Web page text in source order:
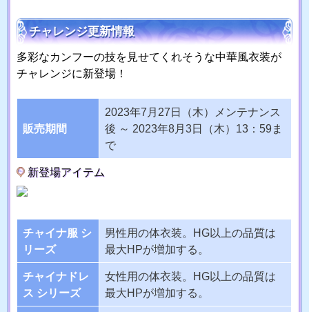
チャレンジ更新情報
多彩なカンフーの技を見せてくれそうな中華風衣装が
チャレンジに新登場！
販売期間
2023年7月27日（木）メンテナンス
後 ～ 2023年8月3日（木）13：59ま
で
新登場アイテム
チャイナ服 シ
リーズ
男性用の体衣装。HG以上の品質は
最大HPが増加する。
チャイナドレ
ス シリーズ
女性用の体衣装。HG以上の品質は
最大HPが増加する。